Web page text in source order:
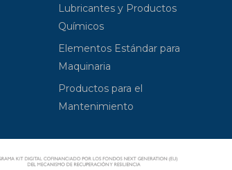
Lubricantes y Productos
Químicos
Elementos Estándar para
Maquinaria
Productos para el
Mantenimiento